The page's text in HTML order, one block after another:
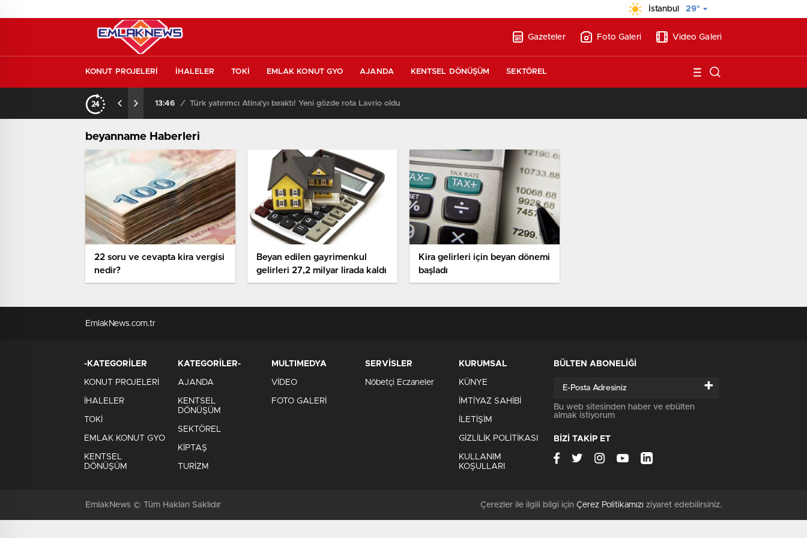
İstanbul 29°
Gazeteler Foto Galeri Video Galeri
KONUT PROJELERİ İHALELER TOKİ EMLAK KONUT GYO AJANDA KENTSEL DÖNÜŞÜM SEKTÖREL
13:46 / Türk yatırımcı Atina’yı bıraktı! Yeni gözde rota Lavrio oldu
beyanname Haberleri
22 soru ve cevapta kira vergisi
nedir?
Beyan edilen gayrimenkul
gelirleri 27,2 milyar lirada kaldı
Kira gelirleri için beyan dönemi
başladı
EmlakNews.com.tr
-KATEGORİLER
KONUT PROJELERİ
İHALELER
TOKİ
EMLAK KONUT GYO
KENTSEL
DÖNÜŞÜM
KATEGORİLER-
AJANDA
KENTSEL
DÖNÜŞÜM
SEKTÖREL
KİPTAŞ
TURİZM
MULTIMEDYA
VİDEO
FOTO GALERİ
SERVİSLER
Nöbetçi Eczaneler
KURUMSAL
KÜNYE
İMTİYAZ SAHİBİ
İLETİŞİM
GİZLİLİK POLİTİKASI
KULLANIM
KOŞULLARI
BÜLTEN ABONELİĞİ
+
Bu web sitesinden haber ve ebülten
almak istiyorum
BİZİ TAKİP ET
EmlakNews © Tüm Hakları Saklıdır Çerezler ile ilgili bilgi için Çerez Politikamızı ziyaret edebilirsiniz.